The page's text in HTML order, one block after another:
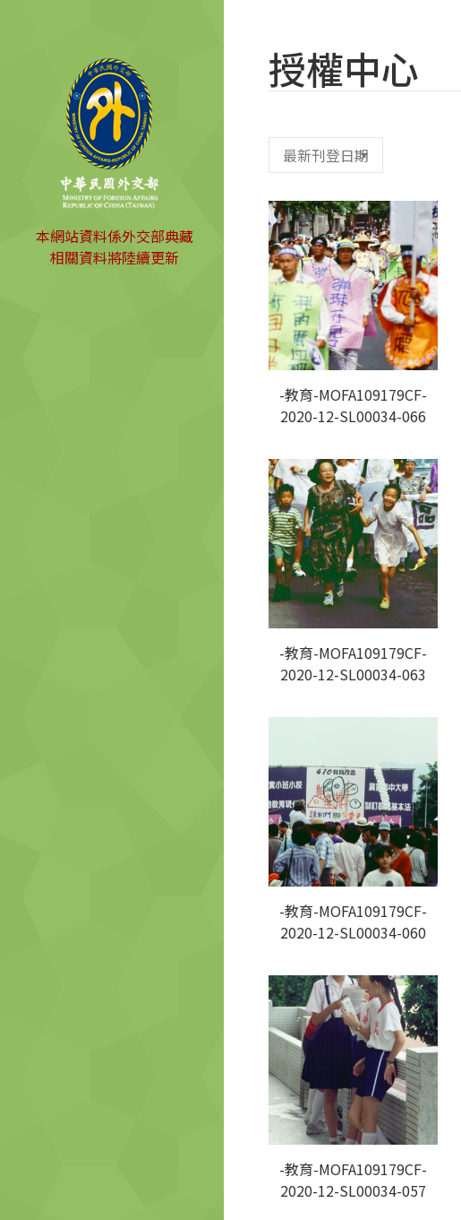
本網站資料係外交部典藏
相關資料將陸續更新
授權中心
-教育-MOFA109179CF-
2020-12-SL00034-066
-教育-MOFA109179CF-
2020-12-SL00034-063
-教育-MOFA109179CF-
2020-12-SL00034-060
-教育-MOFA109179CF-
2020-12-SL00034-057